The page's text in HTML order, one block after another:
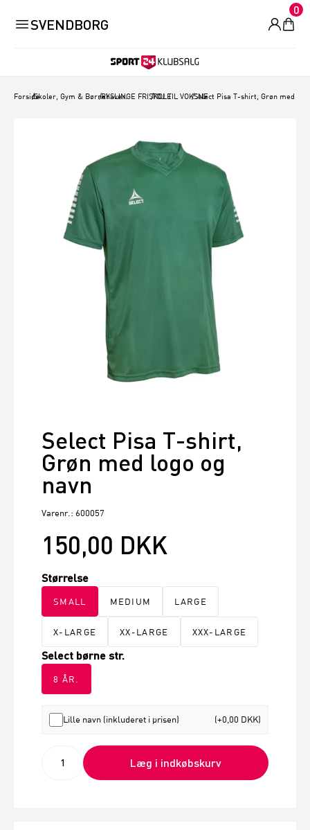
SVENDBORG
0
Forside
/Skoler, Gym & Børnehaver.
/RYSLINGE FRISKOLE
/TØJ TIL VOKSNE
/Select Pisa T-shirt, Grøn med
Select Pisa T-shirt,
Grøn med logo og
navn
Varenr.: 600057
150,00 DKK
Størrelse
SMALL MEDIUM LARGE
X-LARGE XX-LARGE XXX-LARGE
Select børne str.
8 ÅR.
Lille navn (inkluderet i prisen) (+0,00 DKK)
Læg i indkøbskurv